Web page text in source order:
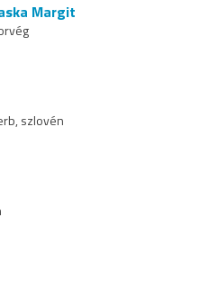
Margit
szlovén